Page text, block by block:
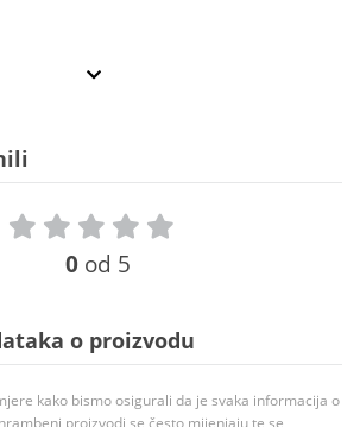
0 od 5
o proizvodu
kako bismo osigurali da je svaka informacija o